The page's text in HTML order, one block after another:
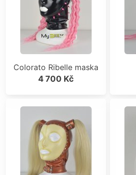
Colorato Ribelle maska
4 700 Kč